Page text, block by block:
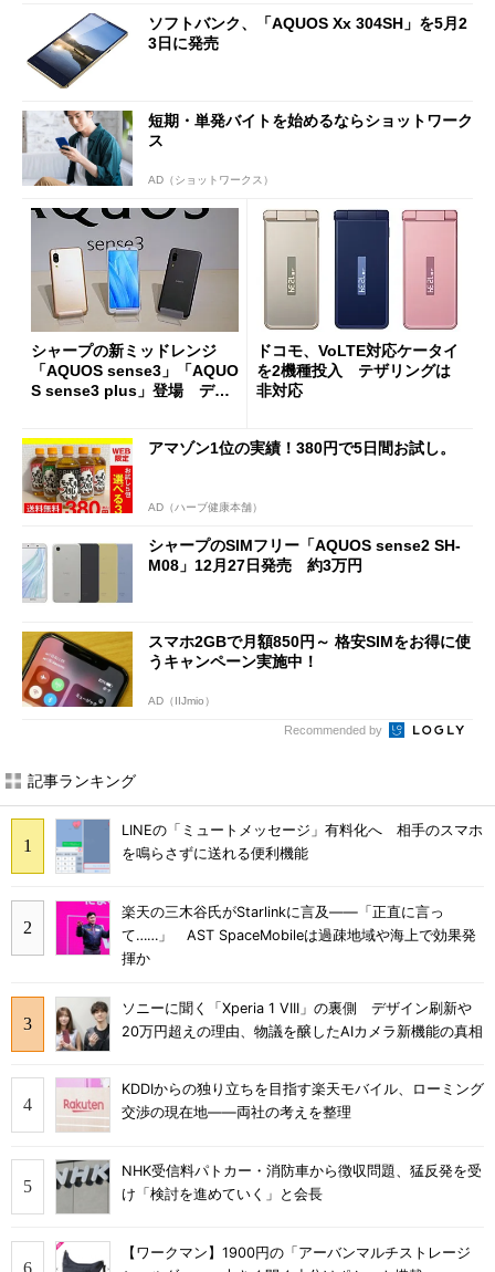
ソフトバンク、「AQUOS Xx 304SH」を5月2
3日に発売
短期・単発バイトを始めるならショットワーク
ス
AD（ショットワークス）
シャープの新ミッドレンジ
「AQUOS sense3」「AQUO
S sense3 plus」登場 デュ
ドコモ、VoLTE対応ケータイ
を2機種投入 テザリングは
非対応
アマゾン1位の実績！380円で5日間お試し。
AD（ハーブ健康本舗）
シャープのSIMフリー「AQUOS sense2 SH-
M08」12月27日発売 約3万円
スマホ2GBで月額850円～ 格安SIMをお得に使
うキャンペーン実施中！
AD（IIJmio）
Recommended by
記事ランキング
LINEの「ミュートメッセージ」有料化へ 相手のスマホ
を鳴らさずに送れる便利機能
楽天の三木谷氏がStarlinkに言及――「正直に言っ
て……」 AST SpaceMobileは過疎地域や海上で効果発
揮か
ソニーに聞く「Xperia 1 VIII」の裏側 デザイン刷新や
20万円超えの理由、物議を醸したAIカメラ新機能の真相
KDDIからの独り立ちを目指す楽天モバイル、ローミング
交渉の現在地――両社の考えを整理
NHK受信料パトカー・消防車から徴収問題、猛反発を受
け「検討を進めていく」と会長
【ワークマン】1900円の「アーバンマルチストレージ